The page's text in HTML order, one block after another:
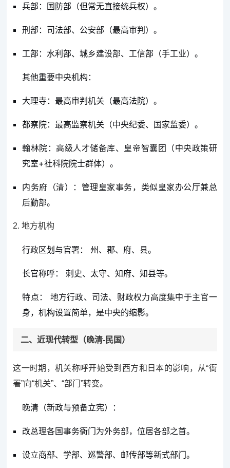
兵部：国防部（但常无直接统兵权）。
刑部：司法部、公安部（最高审判）。
工部：水利部、城乡建设部、工信部（手工业）。
其他重要中央机构：
大理寺：最高审判机关（最高法院）。
都察院：最高监察机关（中央纪委、国家监委）。
翰林院：高级人才储备库、皇帝智囊团（中央政策研
究室+社科院院士群体）。
内务府（清）：管理皇家事务，类似皇家办公厅兼总
后勤部。
2. 地方机构
行政区划与官署： 州、郡、府、县。
长官称呼： 刺史、太守、知府、知县等。
特点： 地方行政、司法、财政权力高度集中于主官一
身，机构设置简单，是中央的缩影。
二、近现代转型（晚清-民国）
这一时期，机关称呼开始受到西方和日本的影响，从“衙
署”向“机关”、“部门”转变。
晚清（新政与预备立宪）：
改总理各国事务衙门为外务部，位居各部之首。
设立商部、学部、巡警部、邮传部等新式部门。